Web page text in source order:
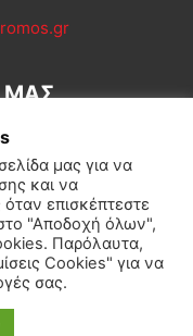
ΜΑΣ
Διεθνή Κοινωνία
μας για να
και να
επισκέπτεστε
"Αποδοχή όλων",
Παρόλαυτα,
Cookies" για να
σας.